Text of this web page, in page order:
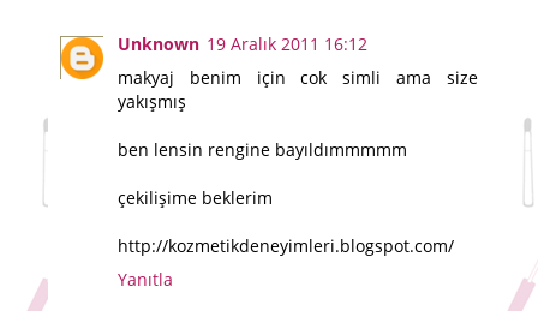
Unknown 19 Aralık 2011 16:12
makyaj benim için cok simli ama size
yakışmış
ben lensin rengine bayıldımmmmm
çekilişime beklerim
http://kozmetikdeneyimleri.blogspot.com/
Yanıtla